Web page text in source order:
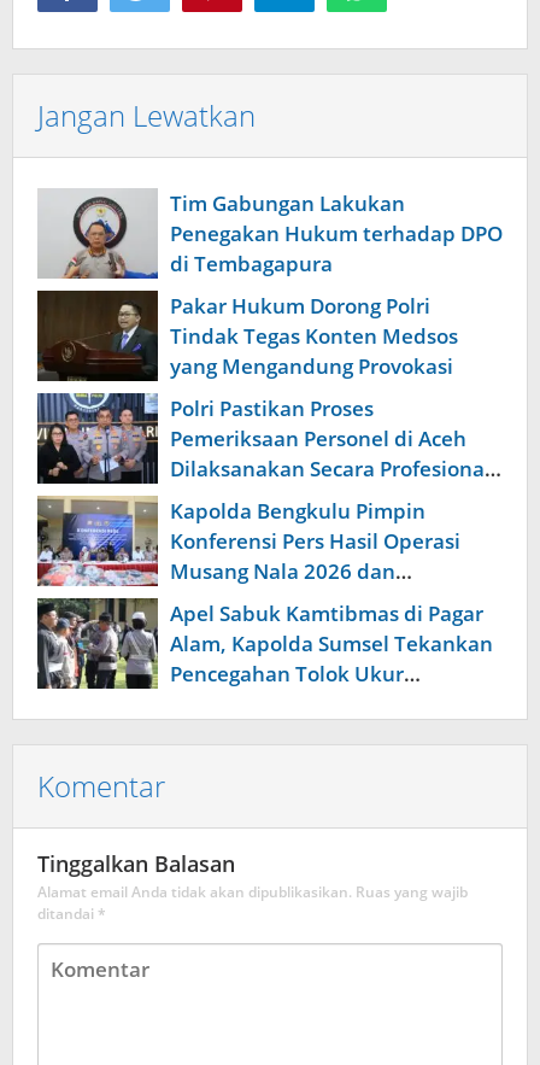
Jangan Lewatkan
Tim Gabungan Lakukan
Penegakan Hukum terhadap DPO
di Tembagapura
Pakar Hukum Dorong Polri
Tindak Tegas Konten Medsos
yang Mengandung Provokasi
Polri Pastikan Proses
Pemeriksaan Personel di Aceh
Dilaksanakan Secara Profesional
dan Transparan
Kapolda Bengkulu Pimpin
Konferensi Pers Hasil Operasi
Musang Nala 2026 dan
Pengungkapan Investasi Bodong
Apel Sabuk Kamtibmas di Pagar
Alam, Kapolda Sumsel Tekankan
Pencegahan Tolok Ukur
Komentar
Tinggalkan Balasan
Alamat email Anda tidak akan dipublikasikan. Ruas yang wajib
ditandai *